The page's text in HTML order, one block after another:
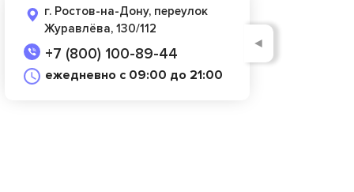
г. Ростов-на-Дону, переулок
Журавлёва, 130/112
+7 (800) 100-89-44
ежедневно с 09:00 до 21:00
◄